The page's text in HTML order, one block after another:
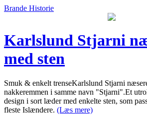
Brande Historie
Karlslund Stjarni
med sten
Smuk & enkelt trenseKarlslund Stjarni
nakkeremmen i samme navn "Stjarni".Et
design i sort læder med enkelte sten, som
fleste Islændere. (Læs mere)